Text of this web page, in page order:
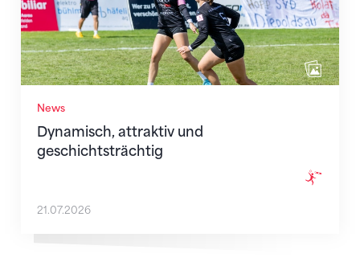
News
Dynamisch, attraktiv und
geschichtsträchtig
21.07.2026